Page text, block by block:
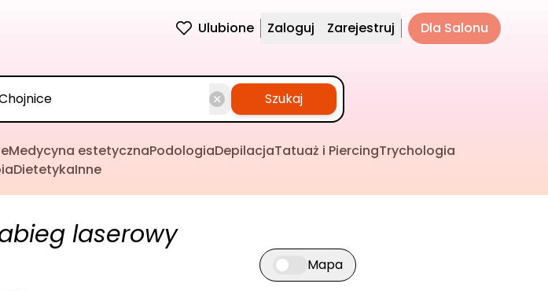
Ulubione Zaloguj Zarejestruj Dla Salonu
Szukaj
Medycyna estetycznaPodologiaDepilacjaTatuaż i PiercingTrychologia
DietetykaInne
laserowy
Przełącz widok mapy
Mapa